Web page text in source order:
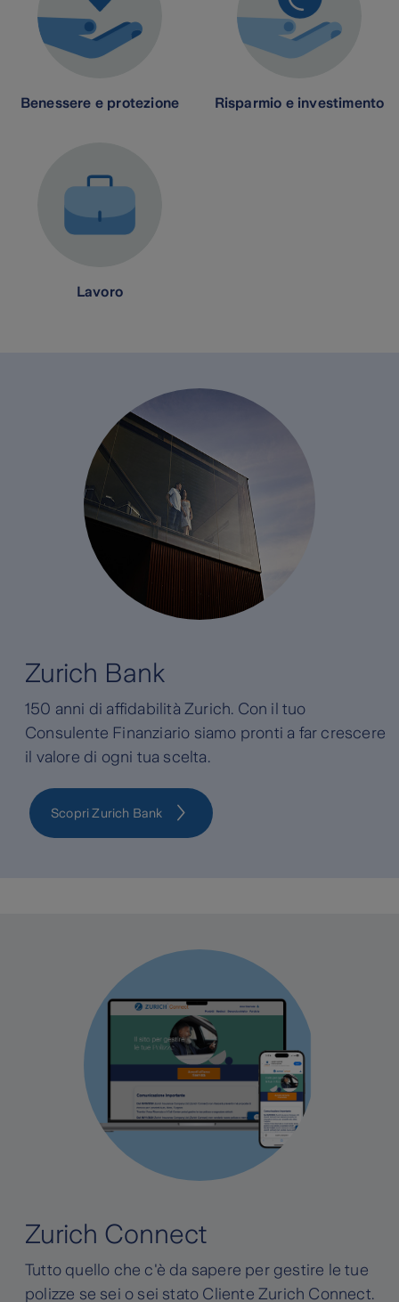
Benessere e protezione Risparmio e investimento
Lavoro
Zurich Bank
150 anni di affidabilità Zurich. Con il tuo
Consulente Finanziario siamo pronti a far crescere
il valore di ogni tua scelta.
Scopri Zurich Bank
Zurich Connect
Tutto quello che c'è da sapere per gestire le tue
polizze se sei o sei stato Cliente Zurich Connect.